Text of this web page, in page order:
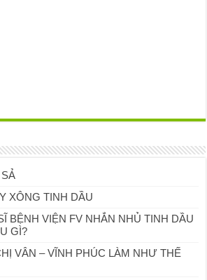
XÔNG TINH DẦU
BỆNH VIỆN FV NHẮN NHỦ TINH DẦU
GÌ?
VÂN – VĨNH PHÚC LÀM NHƯ THẾ